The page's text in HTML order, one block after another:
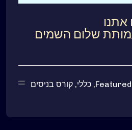
שלום השמים
Featured
, כללי, קורס בניסים